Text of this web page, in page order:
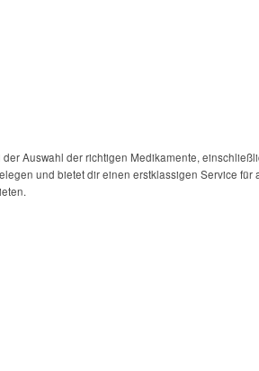
Auswahl der richtigen Medikamente,
und bietet dir einen erstklassigen Service für